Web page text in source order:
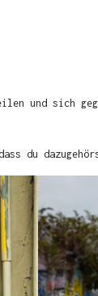
und sich
du